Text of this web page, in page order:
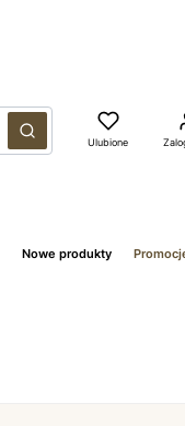
Szukaj Ulubione
Nowe produkty